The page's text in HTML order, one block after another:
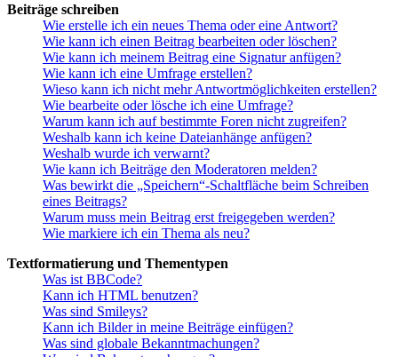
Beiträge schreiben
Wie erstelle ich ein neues Thema oder eine Antwort?
Wie kann ich einen Beitrag bearbeiten oder löschen?
Wie kann ich meinem Beitrag eine Signatur anfügen?
Wie kann ich eine Umfrage erstellen?
Wieso kann ich nicht mehr Antwortmöglichkeiten erstellen?
Wie bearbeite oder lösche ich eine Umfrage?
Warum kann ich auf bestimmte Foren nicht zugreifen?
Weshalb kann ich keine Dateianhänge anfügen?
Weshalb wurde ich verwarnt?
Wie kann ich Beiträge den Moderatoren melden?
Was bewirkt die „Speichern“-Schaltfläche beim Schreiben
eines Beitrags?
Warum muss mein Beitrag erst freigegeben werden?
Wie markiere ich ein Thema als neu?
Textformatierung und Thementypen
Was ist BBCode?
Kann ich HTML benutzen?
Was sind Smileys?
Kann ich Bilder in meine Beiträge einfügen?
Was sind globale Bekanntmachungen?